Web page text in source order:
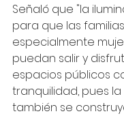
Señaló que "la
para que las
especialmente
puedan salir y
espacios públicos
tranquilidad, pues
también se